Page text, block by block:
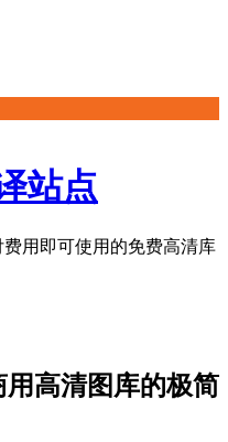
站点
用即可使用的免费高清库
高清图库的极简